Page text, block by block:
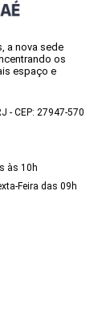
a nova sede
os
espaço e
- CEP: 27947-570
às 10h
Feira das 09h